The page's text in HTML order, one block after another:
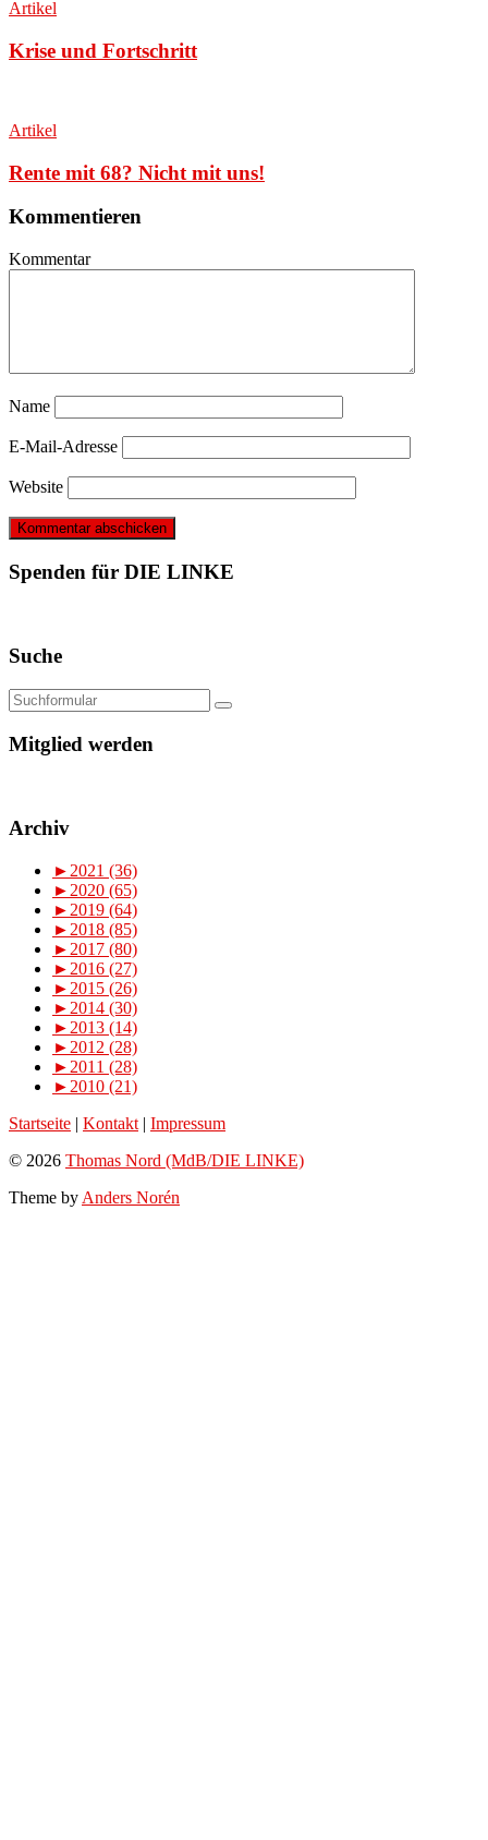
Artikel
Krise und Fortschritt
Artikel
Rente mit 68? Nicht mit uns!
Kommentieren
Kommentar
Name
E-Mail-Adresse
Website
Spenden für DIE LINKE
Suche
Mitglied werden
Archiv
► 2021 (36)
► 2020 (65)
► 2019 (64)
► 2018 (85)
► 2017 (80)
► 2016 (27)
► 2015 (26)
► 2014 (30)
► 2013 (14)
► 2012 (28)
► 2011 (28)
► 2010 (21)
Startseite | Kontakt | Impressum
© 2026 Thomas Nord (MdB/DIE LINKE)
Theme by Anders Norén